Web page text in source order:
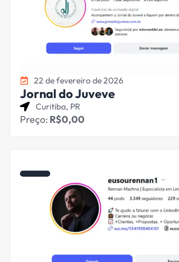
22 de fevereiro de 2026
Jornal do Juveve
Curitiba, PR
Preço: R$0,00